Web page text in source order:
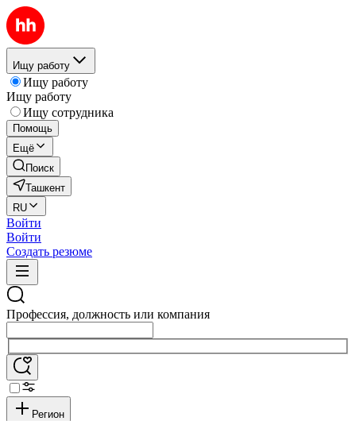
Ищу работу
Ищу работу
Ищу работу
Ищу сотрудника
Помощь
Ещё
Поиск
Ташкент
RU
Войти
Войти
Создать резюме
Профессия, должность или компания
Регион